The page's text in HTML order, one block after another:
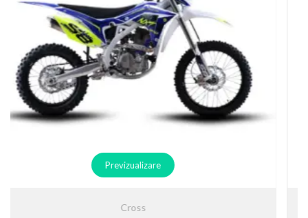
Previzualizare